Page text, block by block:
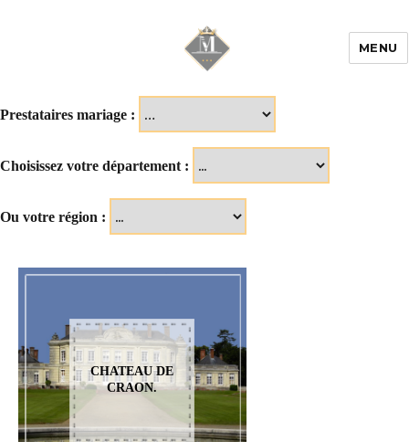
MENU
Prestataires mariage :
Choisissez votre département :
Ou votre région :
CHATEAU DE
CRAON.